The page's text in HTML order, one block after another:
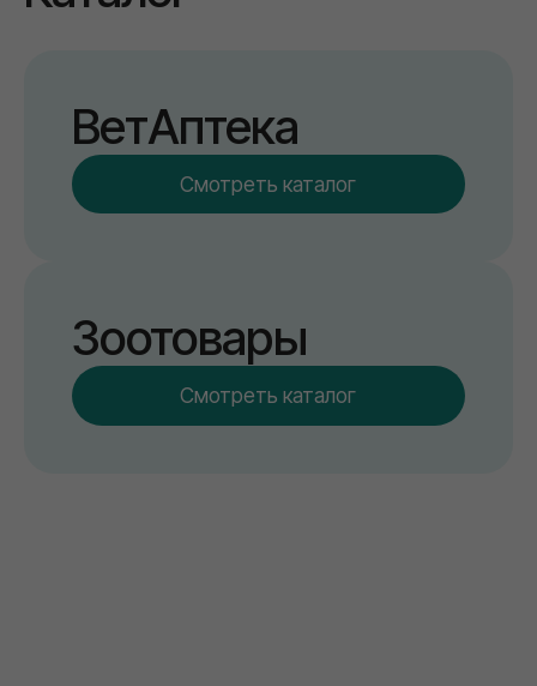
Смотреть каталог
Популярные товары